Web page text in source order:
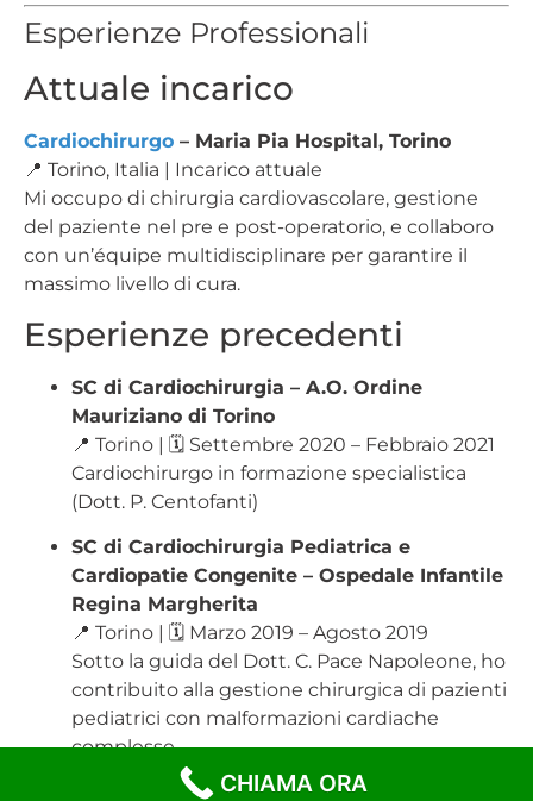
Esperienze Professionali
Attuale incarico
Cardiochirurgo – Maria Pia Hospital, Torino
📍 Torino, Italia | Incarico attuale
Mi occupo di chirurgia cardiovascolare, gestione
del paziente nel pre e post-operatorio, e collaboro
con un’équipe multidisciplinare per garantire il
massimo livello di cura.
Esperienze precedenti
SC di Cardiochirurgia – A.O. Ordine
Mauriziano di Torino
📍 Torino | 🗓️ Settembre 2020 – Febbraio 2021
Cardiochirurgo in formazione specialistica
(Dott. P. Centofanti)
SC di Cardiochirurgia Pediatrica e
Cardiopatie Congenite – Ospedale Infantile
Regina Margherita
📍 Torino | 🗓️ Marzo 2019 – Agosto 2019
Sotto la guida del Dott. C. Pace Napoleone, ho
contribuito alla gestione chirurgica di pazienti
pediatrici con malformazioni cardiache
complesse.
Galway Clinic – Irlanda
CHIAMA ORA